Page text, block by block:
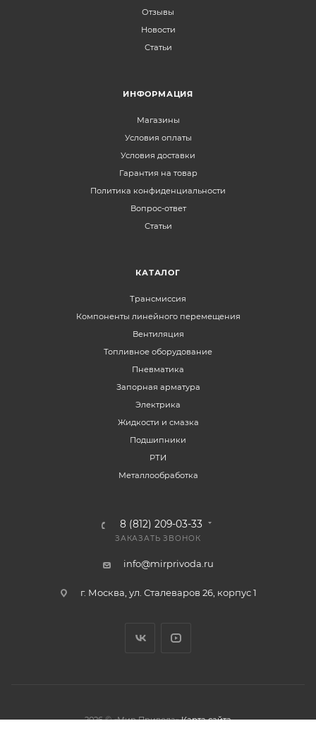
Отзывы
Новости
Статьи
ИНФОРМАЦИЯ
Магазины
Условия оплаты
Условия доставки
Гарантия на товар
Политика конфиденциальности
Вопрос-ответ
Статьи
КАТАЛОГ
Трансмиссия
Компоненты линейного перемещения
Вентиляция
Топливное оборудование
Пневматика
Запорная арматура
Электрика
Жидкости и смазка
Подшипники
РТИ
Металлообработка
8 (812) 209-03-33
ЗАКАЗАТЬ ЗВОНОК
info@mirprivoda.ru
г. Москва, ул. Сталеваров 26, корпус 1
2026 © «Мир Привода» Карта сайта